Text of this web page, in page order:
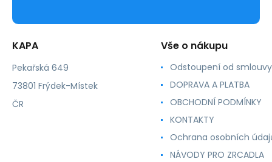
KAPA
Pekařská 649
73801 Frýdek-Místek
ČR
Vše o nákupu
Odstoupení od smlouvy
DOPRAVA A PLATBA
OBCHODNÍ PODMÍNKY
KONTAKTY
Ochrana osobních
NÁVODY PRO ZRCADLA